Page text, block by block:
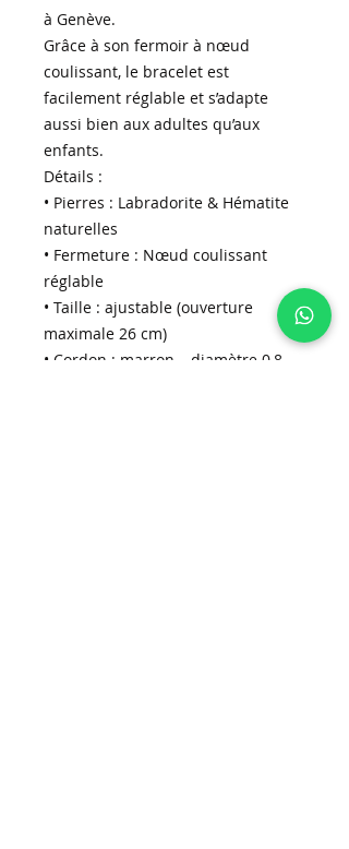
à Genève.
Grâce à son fermoir à nœud
coulissant, le bracelet est
facilement réglable et s’adapte
aussi bien aux adultes qu’aux
enfants.
Détails :
• Pierres : Labradorite & Hématite
naturelles
• Fermeture : Nœud coulissant
réglable
• Taille : ajustable (ouverture
maximale 26 cm)
• Cordon : marron – diamètre 0,8